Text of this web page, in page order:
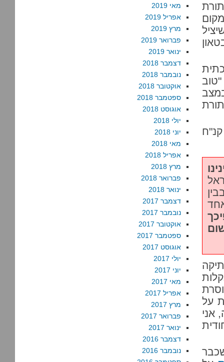
על
אני
מאי 2019
אפריל 2019
מרץ 2019
פברואר 2019
ינואר 2019
דצמבר 2018
נובמבר 2018
אוקטובר 2018
ספטמבר 2018
אוגוסט 2018
יולי 2018
יוני 2018
מאי 2018
אפריל 2018
מרץ 2018
פברואר 2018
ינואר 2018
דצמבר 2017
נובמבר 2017
אוקטובר 2017
ספטמבר 2017
אוגוסט 2017
יולי 2017
יוני 2017
מאי 2017
אפריל 2017
מרץ 2017
פברואר 2017
ינואר 2017
דצמבר 2016
נובמבר 2016